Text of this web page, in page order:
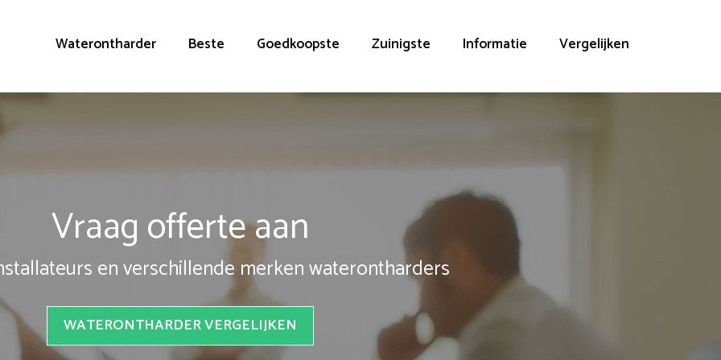
Waterontharder Beste Goedkoopste Zuinigste Informatie Vergelijken
Vraag offerte aan
en verschillende merken waterontharders
WATERONTHARDER VERGELIJKEN